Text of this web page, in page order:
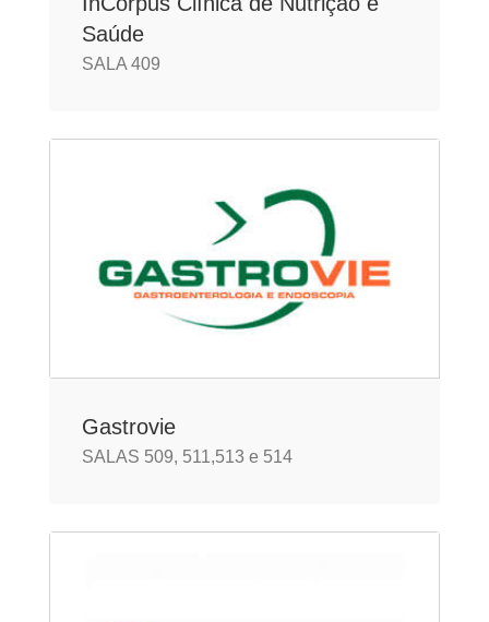
Saúde
SALA 409
Gastrovie
SALAS 509, 511,513 e 514